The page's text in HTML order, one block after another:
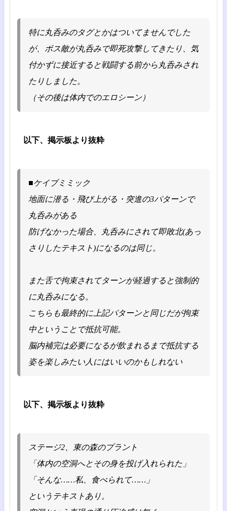
特に丸呑みのタグとかはついてませんでした
が、ボス敵が丸呑みで即死攻撃してきたり、気
付かずに接近すると戦闘する前から丸呑みされ
たりしました。
（その後は体内でのエロシーン）
以下、掲示板より抜粋
■ケイブミミック
地面に潜る・飛び上がる・突進の3パターンで
丸呑みがある
防げなかった場合、丸呑みにされて即敗北(あっ
さりしたテキスト)になるのは同じ。
また舌で拘束されてターンが経過すると強制的
に丸呑みになる。
こちらも最終的に上記パターンと同じだが拘束
中ということで抵抗可能。
脳内補完は必要になるが飲まれるまで抵抗する
姿を楽しみたい人にはいいのかもしれない
以下、掲示板より抜粋
ステージ2、東の森のプラント
「体内の空洞へとその身を投げ入れられた」
「そんな……私、食べられて……」
というテキストあり。